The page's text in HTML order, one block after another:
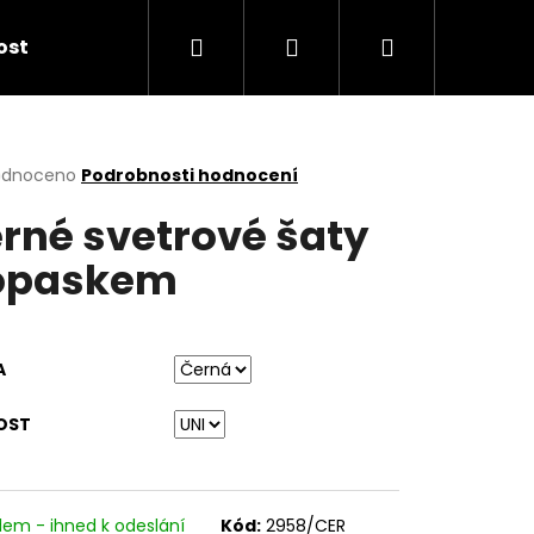
Hledat PřihlášeníNákupní
Podrobnosti hodnocení
svetrové šaty
- ihned k odeslání Kód: 2958/CER